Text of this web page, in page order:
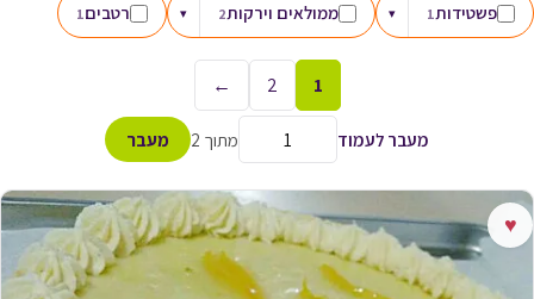
פשטידות1
▾ ממולאים וירקות2
▾ רטבים1
1
2
←
מעבר לעמוד מתוך 2 מעבר
♥